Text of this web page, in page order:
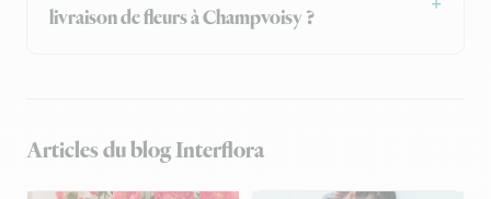
livraison de fleurs à Champvoisy ?
Articles du blog Interflora